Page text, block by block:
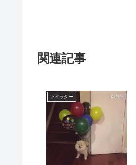
関連記事
ツイッター